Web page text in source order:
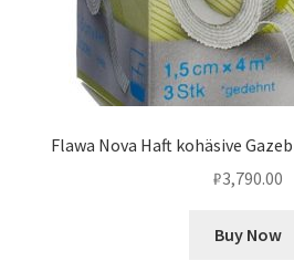
Flawa Nova Haft kohäsive
₽3,790.00
Buy Now